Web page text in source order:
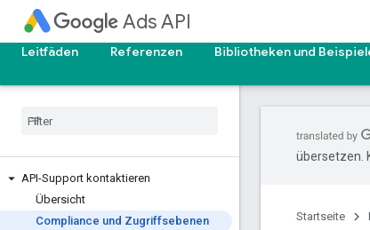
Ads API
Leitfäden Referenzen Bibliotheken und
API-Support kontaktieren
Übersicht
Compliance und Zugriffsebenen
übersetzen.
Startseite